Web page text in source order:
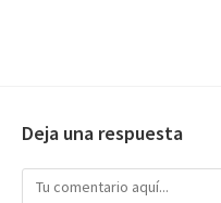
Deja una respuesta